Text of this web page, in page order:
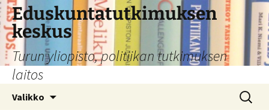
Siirry
sisältöön
Eduskuntatutkimuksen
keskus
Turun yliopisto, politiikan tutkimuksen
laitos
Valikko Haku: